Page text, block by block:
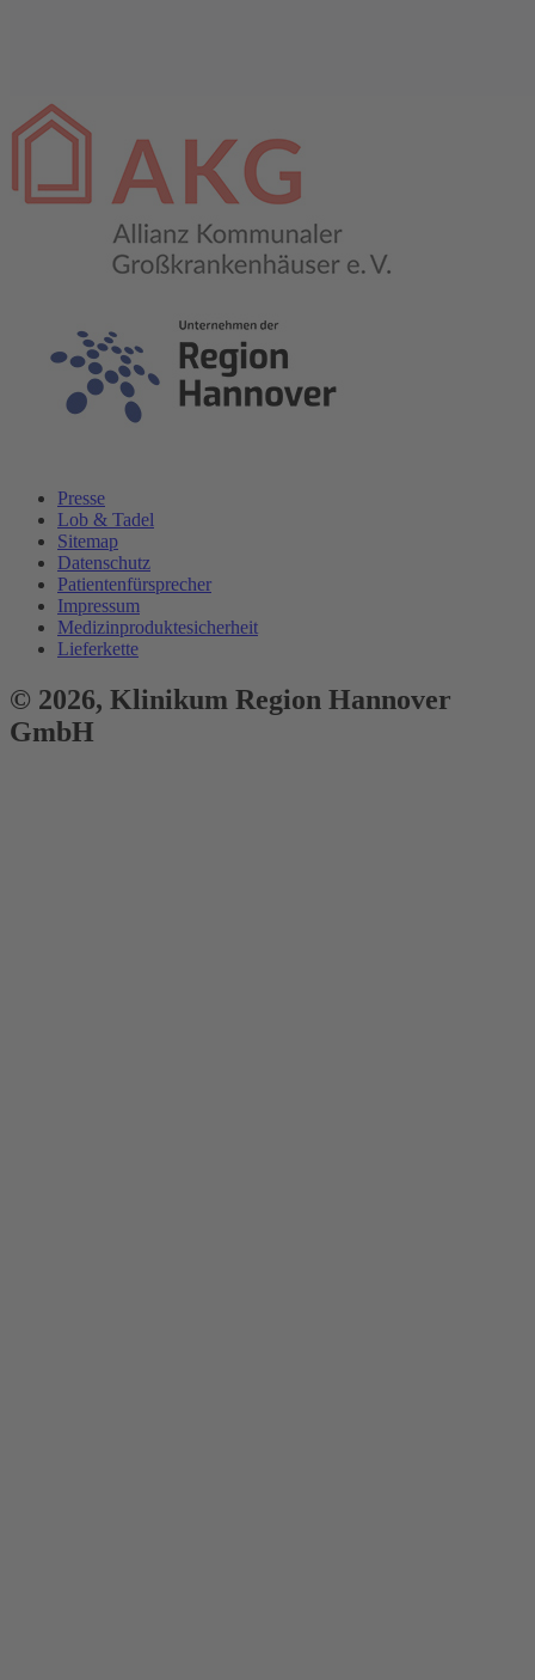
Presse
Lob & Tadel
Sitemap
Datenschutz
Patientenfürsprecher
Impressum
Medizinproduktesicherheit
Lieferkette
© 2026, Klinikum Region Hannover
GmbH